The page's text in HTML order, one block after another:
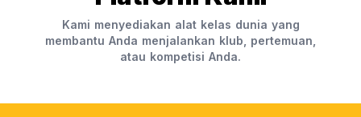
Kami menyediakan alat kelas dunia yang
membantu Anda menjalankan klub, pertemuan,
atau kompetisi Anda.